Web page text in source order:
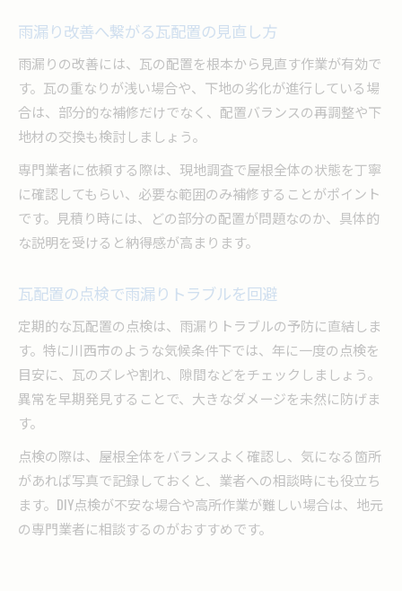
雨漏り改善へ繋がる瓦配置の見直し方
雨漏りの改善には、瓦の配置を根本から見直す作業が有効で
す。瓦の重なりが浅い場合や、下地の劣化が進行している場
合は、部分的な補修だけでなく、配置バランスの再調整や下
地材の交換も検討しましょう。
専門業者に依頼する際は、現地調査で屋根全体の状態を丁寧
に確認してもらい、必要な範囲のみ補修することがポイント
です。見積り時には、どの部分の配置が問題なのか、具体的
な説明を受けると納得感が高まります。
瓦配置の点検で雨漏りトラブルを回避
定期的な瓦配置の点検は、雨漏りトラブルの予防に直結しま
す。特に川西市のような気候条件下では、年に一度の点検を
目安に、瓦のズレや割れ、隙間などをチェックしましょう。
異常を早期発見することで、大きなダメージを未然に防げま
す。
点検の際は、屋根全体をバランスよく確認し、気になる箇所
があれば写真で記録しておくと、業者への相談時にも役立ち
ます。DIY点検が不安な場合や高所作業が難しい場合は、地元
の専門業者に相談するのがおすすめです。